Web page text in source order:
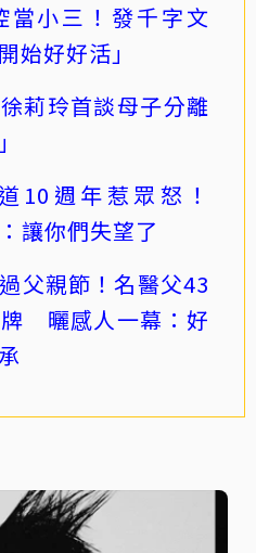
當小三！發千字文
始好好活」
莉玲首談母子分離
10週年惹眾怒！
讓你們失望了
父親節！名醫父43
曬感人一幕：好